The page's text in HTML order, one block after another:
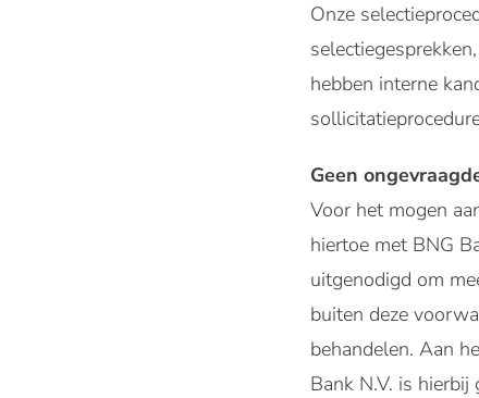
Onze
hebben interne
Geen
Voor het mogen
hiertoe met BNG
uitgenodigd om
buiten deze
behandelen. Aan
Bank N.V. is